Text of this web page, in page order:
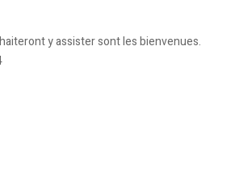
y assister sont les bienvenues.